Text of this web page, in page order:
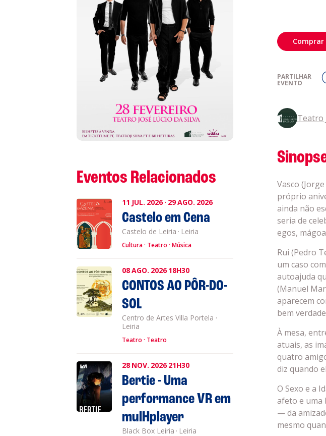
Sobre a
Promotores
Clubes
PARTILHAR
EVENTO
Teatro
Vasco
próprio
ainda não
seria de
egos,
Rui (Pedro
um caso
autoajuda
(Manuel
aparecem
bem
À mesa,
atuais, as
quatro
diz quando
O Sexo e a
afeto e uma
— da
mesmo
Eventos Relacionados
11 JUL. 2026· 29AGO. 2026
Castelo em Cena
Castelo de Leiria · Leiria
Cultura Teatro Música
08AGO. 202618H30
CONTOS AO PÔR-DO-
SOL
Centro de Artes Villa Portela ·
Leiria
Teatro Teatro
28 NOV. 202621H30
Bertie - Uma
performance VR em
mulHplayer
Black Box Leiria · Leiria